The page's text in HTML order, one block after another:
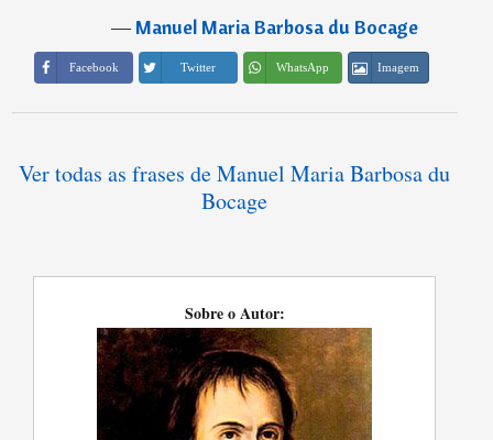
―Manuel Maria Barbosa du Bocage
Facebook Twitter WhatsApp Imagem
Ver todas as frases de Manuel Maria Barbosa du
Bocage
Sobre o Autor: